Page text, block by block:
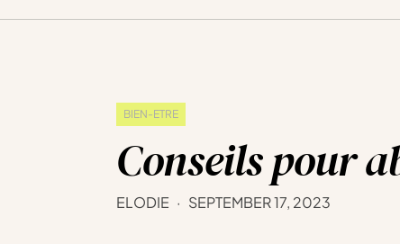
BIEN-ETRE
Conseils pour
ELODIE SEPTEMBER 17, 2023